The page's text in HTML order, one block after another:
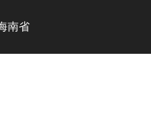
南省